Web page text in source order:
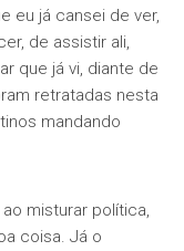
eu já cansei de ver,
de assistir ali,
que já vi, diante de
retratadas nesta
mandando
misturar política,
coisa. Já o